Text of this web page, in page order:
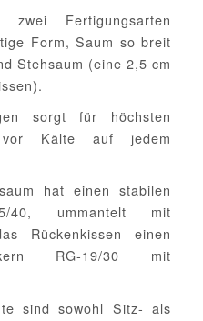
Fertigungsarten
Form, Saum so breit
Stehsaum (eine 2,5 cm
sorgt für höchsten
Kälte auf jedem
hat einen stabilen
40, ummantelt mit
Rückenkissen einen
RG-19/30 mit
sind sowohl Sitz- als